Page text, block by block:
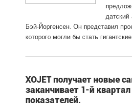
датский
Бэй-Йоргенсен. Он представил
которого могли бы стать
XOJET получает новые
заканчивает 1-й
показателей.